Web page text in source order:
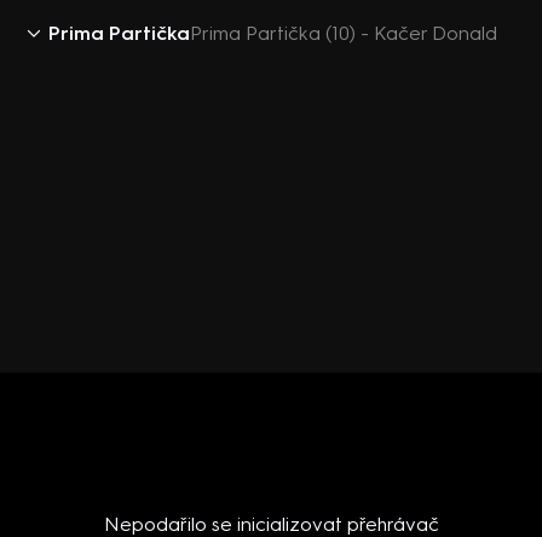
Prima PartičkaPrima Partička (10) - Kačer Donald
Nepodařilo se inicializovat přehrávač